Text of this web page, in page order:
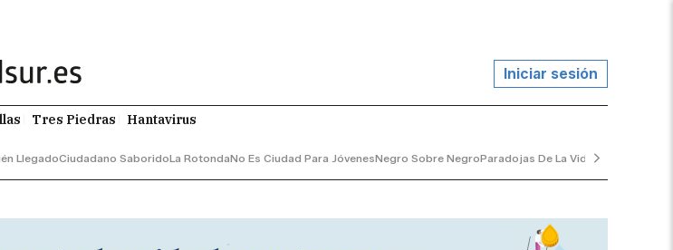
Iniciar sesión
Tres Piedras Hantavirus
LlegadoCiudadano SaboridoLa RotondaNo Es Ciudad Para JóvenesNegro Sobre NegroParadojas De La Vida El Jardinero